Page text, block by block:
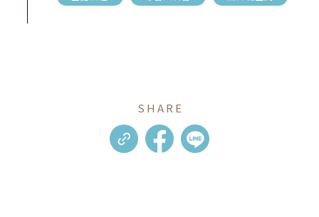
SHARE